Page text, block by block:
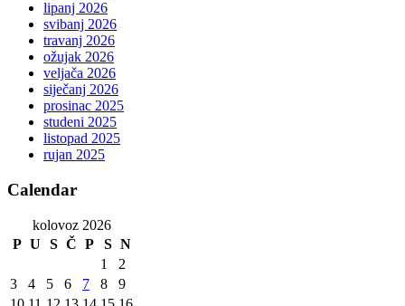
lipanj 2026
svibanj 2026
travanj 2026
ožujak 2026
veljača 2026
siječanj 2026
prosinac 2025
studeni 2025
listopad 2025
rujan 2025
Calendar
kolovoz 2026
P U S Č P S N
1
2
3
4 5 6 7 8
9